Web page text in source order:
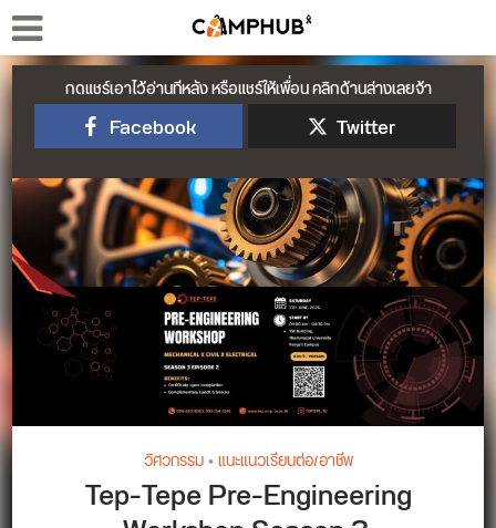
กดแชร์เอาไว้อ่านทีหลัง หรือแชร์ให้เพื่อน คลิกด้านล่างเลยจ้า
Facebook Twitter
วิศวกรรม•แนะแนวเรียนต่อ/อาชีพ
Tep-Tepe Pre-Engineering